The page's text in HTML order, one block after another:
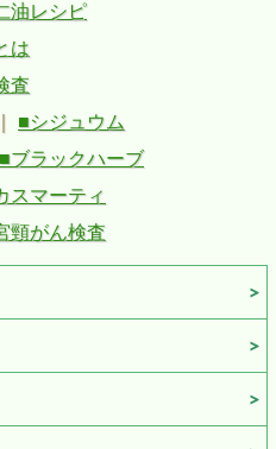
油レシピ
は
査
■シジュウム
■ブラックハーブ
スマーティ
頸がん検査